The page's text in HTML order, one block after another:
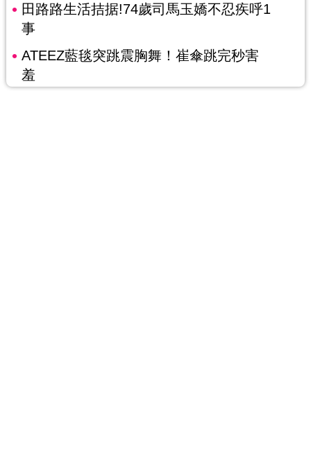
田路路生活拮据!74歲司馬玉嬌不忍疾呼1
事
ATEEZ藍毯突跳震胸舞！崔傘跳完秒害
羞